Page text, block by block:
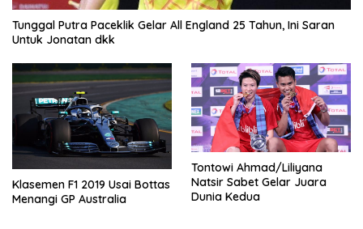
Tunggal Putra Paceklik Gelar All England 25 Tahun, Ini Saran
Untuk Jonatan dkk
Klasemen F1 2019 Usai Bottas
Menangi GP Australia
Tontowi Ahmad/Liliyana
Natsir Sabet Gelar Juara
Dunia Kedua